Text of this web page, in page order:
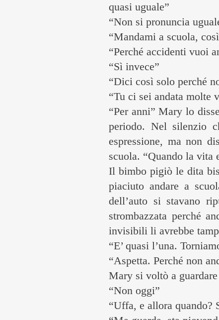
quasi uguale”
“Non si pronuncia
“Mandami a scuola,
“Perché accidenti vuoi
“Sì invece”
“Dici così solo perché
“Tu ci sei andata molte
“Per anni” Mary lo
periodo. Nel silenzio
espressione, ma non
scuola. “Quando la vita
Il bimbo pigiò le dita
piaciuto andare a
dell’auto si stavano
strombazzata perché
invisibili li avrebbe
“E’ quasi l’una.
“Aspetta. Perché non
Mary si voltò a
“Non oggi”
“Uffa, e allora quando?